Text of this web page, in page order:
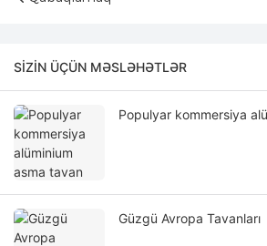
SIZIN ÜÇÜN MƏSLƏHƏTLƏR
Populyar kommersiya
Güzgü Avropa Tavanları